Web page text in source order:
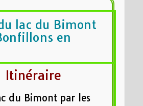
lac du Bimont
en
Itinéraire
du Bimont par les